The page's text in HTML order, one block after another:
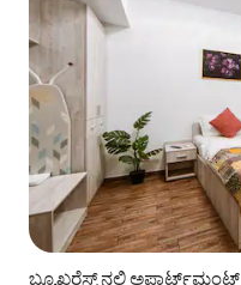
ಬ್ಯೂಖರೆಸ್ಟ್ ನಲ್ಲಿ ಅಪಾರ್ಟ್‌ಮಂಟ್